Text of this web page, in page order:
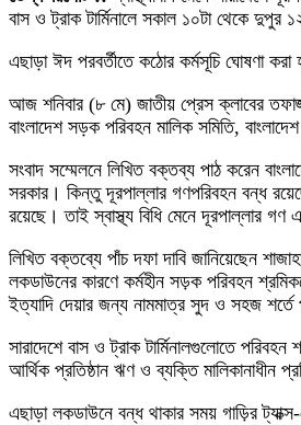
বাস ও ট্রাক টার্মিনালে সকাল ১০টা থেকে দুপুর
এছাড়া ঈদ পরবর্তীতে কঠোর কর্মসূচি ঘোষণা করা
আজ শনিবার (৮ মে) জাতীয় প্রেস ক্লাবের
বাংলাদেশ সড়ক পরিবহন মালিক সমিতি,
সংবাদ সম্মেলনে লিখিত বক্তব্য পাঠ করেন
সরকার। কিন্তু দূরপাল্লার গণপরিবহন বন্ধ
রয়েছে। তাই স্বাস্থ্য বিধি মেনে দূরপাল্লার
লিখিত বক্তব্যে পাঁচ দফা দাবি জানিয়েছেন
লকডাউনের কারণে কর্মহীন সড়ক পরিবহন
ইত্যাদি দেয়ার জন্য নামমাত্র সুদ ও সহজ শর্তে
সারাদেশে বাস ও ট্রাক টার্মিনালগুলোতে
আর্থিক প্রতিষ্ঠান ঋণ ও ব্যক্তি
এছাড়া লকডাউনে বন্ধ থাকার সময় গাড়ির